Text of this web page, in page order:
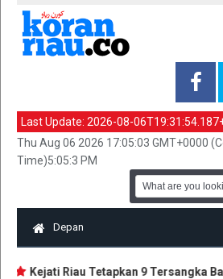
Last Update: 2026-08-
Thu Aug 06 2026 17:05:03 GMT+0000
Time)5:05:3 PM
Depan
Kejati Riau Tetapkan 9 Tersangka